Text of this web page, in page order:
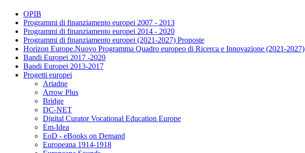
OPIB
Programmi di finanziamento europei 2007 - 2013
Programmi di finanziamento europei 2014 - 2020
Programmi di finanziamento europei (2021-2027) Proposte
Horizon Europe.Nuovo Programma Quadro europeo di Ricerca e Innovazione (2021-2027)
Bandi Europei 2017 -2020
Bandi Europei 2013-2017
Progetti europei
Ariadne
Arrow Plus
Bridge
DC-NET
Digital Curator Vocational Education Europe
Em-Idea
EoD - eBooks on Demand
Europeana 1914-1918